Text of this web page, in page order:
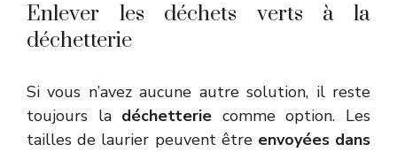
Enlever les déchets verts à la
déchetterie
Si vous n’avez aucune autre solution, il reste
toujours la déchetterie comme option. Les
tailles de laurier peuvent être envoyées dans